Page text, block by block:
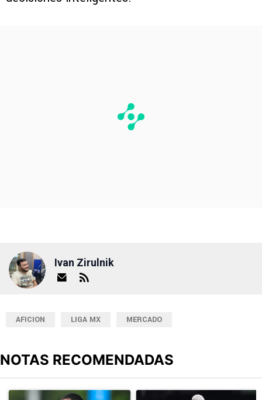
Ivan Zirulnik
AFICION LIGA MX MERCADO
NOTAS RECOMENDADAS
Un artículo de tendencia con el título "¿Willer Ditta se pierde el
Un artículo de tendencia con